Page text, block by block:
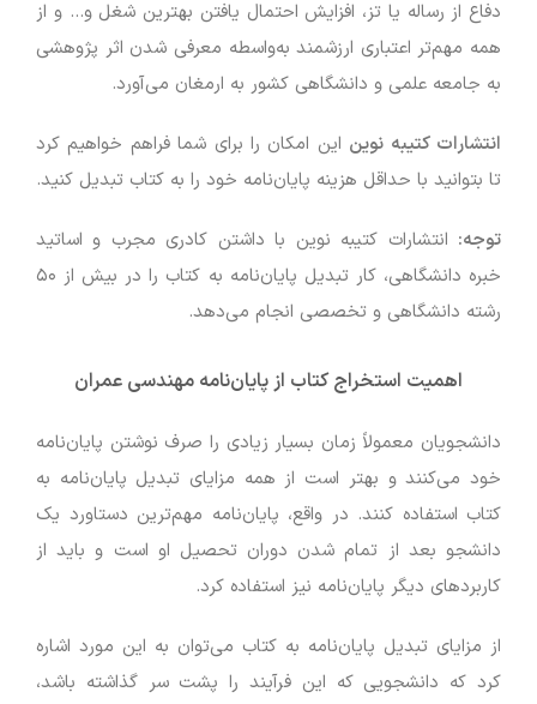
دفاع از رساله یا تز، افزایش احتمال یافتن بهترین شغل و… و از
همه مهم‌تر اعتباری ارزشمند به‌واسطه معرفی شدن اثر پژوهشی
به جامعه علمی و دانشگاهی کشور به ارمغان می‌آورد.
انتشارات کتیبه نوین این امکان را برای شما فراهم خواهیم کرد
تا بتوانید با حداقل هزینه پایان‌نامه خود را به کتاب تبدیل کنید.
توجه: انتشارات کتیبه نوین با داشتن کادری مجرب و اساتید
خبره دانشگاهی، کار تبدیل پایان‌نامه به کتاب را در بیش از ۵۰
رشته دانشگاهی و تخصصی انجام می‌دهد.
اهمیت استخراج کتاب از پایان‌نامه مهندسی عمران
دانشجویان معمولاً زمان بسیار زیادی را صرف نوشتن پایان‌نامه
خود می‌کنند و بهتر است از همه مزایای تبدیل پایان‌نامه به
کتاب استفاده کنند. در واقع، پایان‌نامه مهم‌ترین دستاورد یک
دانشجو بعد از تمام شدن دوران تحصیل او است و باید از
کاربردهای دیگر پایان‌نامه نیز استفاده کرد.
از مزایای تبدیل پایان‌نامه به کتاب می‌توان به این مورد اشاره
کرد که دانشجویی که این فرآیند را پشت سر گذاشته باشد،